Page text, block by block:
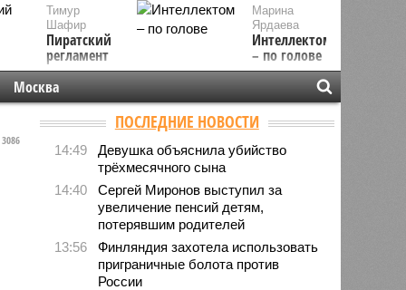
Марина
Ярдаева
Интеллектом
– по голове
Тимур
Шафир
Пиратский
регламент
Москва
3086
ПОСЛЕДНИЕ НОВОСТИ
14:49
Девушка объяснила убийство
трёхмесячного сына
14:40
Сергей Миронов выступил за
увеличение пенсий детям,
потерявшим родителей
13:56
Финляндия захотела использовать
приграничные болота против
России